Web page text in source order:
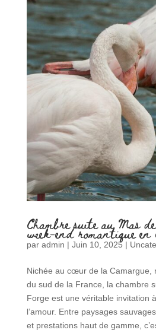
Chambre suite au Mas
week-end romantique en
par admin | Juin 10, 2025|
Nichée au cœur de la Camargue,
du sud de la France, la chambre
Forge est une véritable invitation
l’amour. Entre paysages
et prestations haut de gamme,